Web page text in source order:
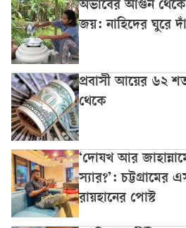
অভাবের আগুন
জয়: নাহিদের ঘুরে
প্রবাসী আয়ের ৬২
থেকে
‘দোযখ আর
স্যার?’: চট্টগ্রামের
রায়হানের পোস্ট